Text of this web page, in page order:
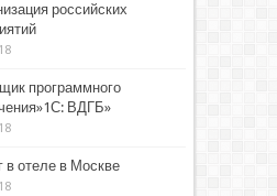
российских
программного
ВДГБ»
в отеле в Москве